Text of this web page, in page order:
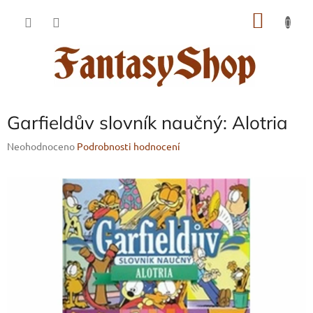
Garfieldův slovník naučný: Alotria
Průměrné
Neohodnoceno Podrobnosti hodnocení